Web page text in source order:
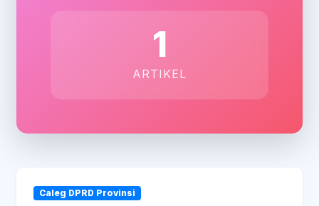
1
ARTIKEL
Caleg DPRD Provinsi